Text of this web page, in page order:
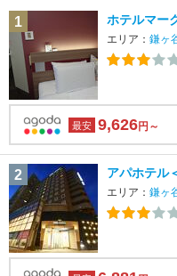
1
ホテルマー
エリア： 鎌ヶ
最安 9,626円～
2 アパホテル
エリア： 鎌ヶ